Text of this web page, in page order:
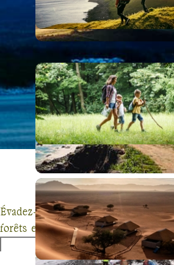
Évadez-vous avec Terres
forêts enneigées du Québec en
mêlant randonnée, découverte
un dépaysement total mais